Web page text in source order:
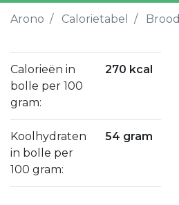
Arono Calorietabel Brood
Calorieën in
bolle per 100
gram:
270 kcal
Koolhydraten
in bolle per
100 gram:
54 gram